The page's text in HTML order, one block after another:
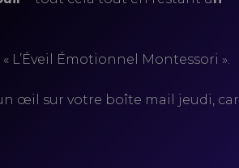
Émotionnel Montessori ».
œil sur votre boîte mail jeudi, car